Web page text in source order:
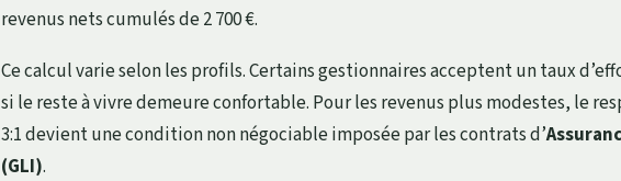
revenus nets cumulés de 2 700 €.
Ce calcul varie selon les profils. Certains gestionnaires acceptent un taux
si le reste à vivre demeure confortable. Pour les revenus plus modestes, le
3:1 devient une condition non négociable imposée par les contrats d’
(GLI).